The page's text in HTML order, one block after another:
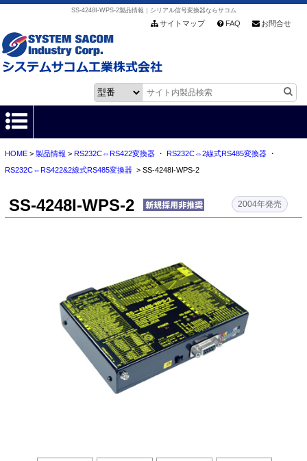
SS-4248I-WPS-2製品情報｜シリアル信号変換器ならサコム
サイトマップ FAQ お問合せ
HOME
各種ダウンロード
会社情報
お問い合わせ
HOME> 製品情報 > RS232C⇔RS422変換器・ RS232C⇔2線式RS485変換器・
RS232C⇔RS422&2線式RS485変換器> SS-4248I-WPS-2
SS-4248I-WPS-2 2004年発売